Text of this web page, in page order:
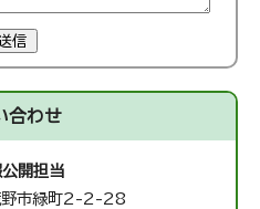
信
合わせ
開担当
市緑町2-2-28